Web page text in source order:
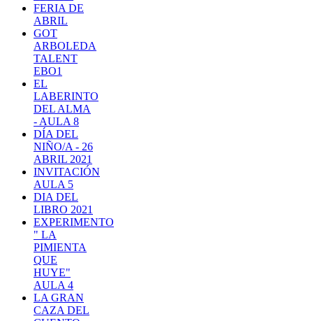
FERIA DE
ABRIL
GOT
ARBOLEDA
TALENT
EBO1
EL
LABERINTO
DEL ALMA
- AULA 8
DÍA DEL
NIÑO/A - 26
ABRIL 2021
INVITACIÓN
AULA 5
DIA DEL
LIBRO 2021
EXPERIMENTO
" LA
PIMIENTA
QUE
HUYE"
AULA 4
LA GRAN
CAZA DEL